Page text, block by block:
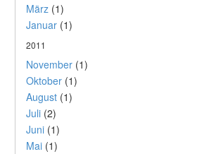
März (1)
Januar (1)
2011
November (1)
Oktober (1)
August (1)
Juli (2)
Juni (1)
Mai (1)